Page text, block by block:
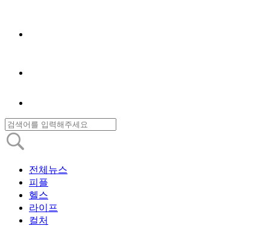
전체뉴스
피플
헬스
라이프
컬처